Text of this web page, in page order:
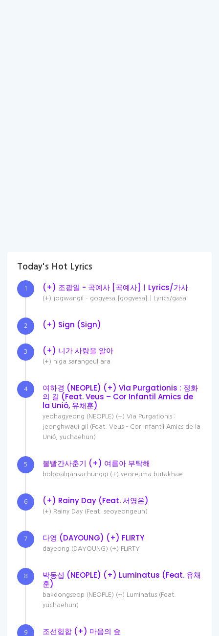
Today's Hot Lyrics
1 (+) 조광일 - 곡예사 [곡예사]ㅣLyrics/가사
(+) jogwangil - gogyesa [gogyesa]ㅣLyrics/gasa
2 (+) Sign (Sign)
3 (+) 니가 사랑을 알아
(+) niga sarangeul ara
4
여하경 (NEOPLE) (+) Via Purgationis : 정화
의 길 (Feat. Veus – Cor Infantil Amics de
la Unió, 유채훈)
yeohagyeong (NEOPLE) (+) Via Purgationis :
jeonghwaui gil (Feat. Veus – Cor Infantil Amics de la
Unió, yuchaehun)
5 볼빨간사춘기 (+) 여름아 부탁해
bolppalgansachunggi (+) yeoreuma butakhae
6 (+) Rainy Day (Feat. 서영은)
(+) Rainy Day (Feat. seoyeongeun)
7 다영 (DAYOUNG) (+) FLIRTY
dayeong (DAYOUNG) (+) FLIRTY
8
박동섭 (NEOPLE) (+) Luminatus (Feat. 유채
훈)
bakdongseop (NEOPLE) (+) Luminatus (Feat.
yuchaehun)
9 조선힙합 (+) 마음의 숲